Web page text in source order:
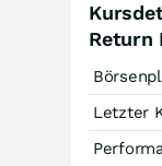
Return
Letzter